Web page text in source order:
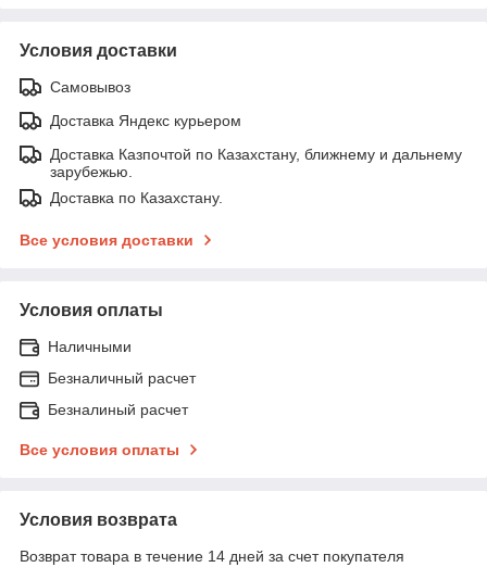
Условия доставки
Самовывоз
Доставка Яндекс курьером
Доставка Казпочтой по Казахстану, ближнему и дальнему
зарубежью.
Доставка по Казахстану.
Все условия доставки
Условия оплаты
Наличными
Безналичный расчет
Безналиный расчет
Все условия оплаты
Условия возврата
Возврат товара в течение 14 дней за счет покупателя